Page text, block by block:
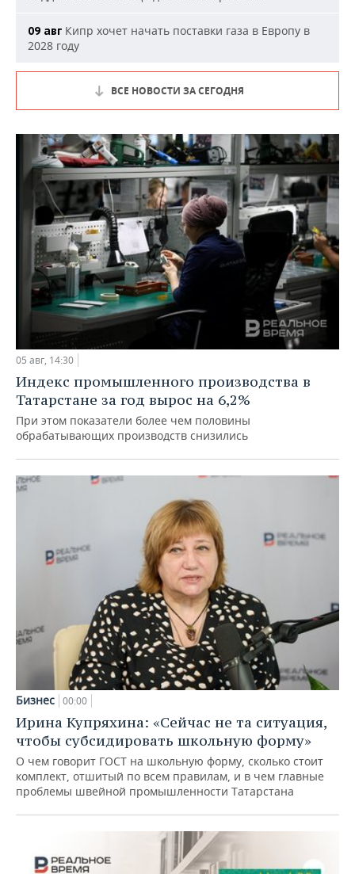
09 авг Кипр хочет начать поставки газа в Европу в
2028 году
ВСЕ НОВОСТИ ЗА СЕГОДНЯ
05 авг, 14:30
Индекс промышленного производства в
Татарстане за год вырос на 6,2%
При этом показатели более чем половины
обрабатывающих производств снизились
Бизнес 00:00
Ирина Купряхина: «Сейчас не та ситуация,
чтобы субсидировать школьную форму»
О чем говорит ГОСТ на школьную форму, сколько стоит
комплект, отшитый по всем правилам, и в чем главные
проблемы швейной промышленности Татарстана